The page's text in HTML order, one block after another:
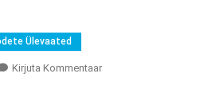
Ülevaated
Kirjuta KommentaarOn